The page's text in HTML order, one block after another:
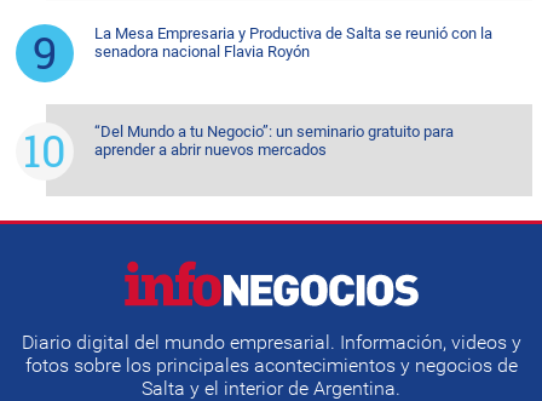
La Mesa Empresaria y Productiva de Salta se reunió con la
senadora nacional Flavia Royón
“Del Mundo a tu Negocio”: un seminario gratuito para
aprender a abrir nuevos mercados
Diario digital del mundo empresarial. Información, videos y
fotos sobre los principales acontecimientos y negocios de
Salta y el interior de Argentina.